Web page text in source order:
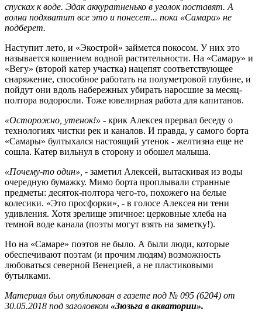
спусках к воде. Эдак аккуратненько в уголок поставят. А
волна подхватит все это и понесет... пока «Самара» не
подберет.
Наступит лето, и «Экострой» займется покосом. У них это
называется кошением водной растительности. На «Самару» и
«Вегу» (второй катер участка) нацепят соответствующее
снаряжение, способное работать на полуметровой глубине, и
пойдут они вдоль набережных убирать наросшие за месяц-
полтора водоросли. Тоже ювелирная работа для капитанов.
«Осторожно, утенок!» - крик Алексея прервал беседу о
технологиях чистки рек и каналов. И правда, у самого борта
«Самары» бултыхался настоящий утенок - желтизна еще не
сошла. Катер вильнул в сторону и обошел малыша.
«Почему-то один», - заметил Алексей, вытаскивая из воды
очередную бумажку. Мимо борта проплывали странные
предметы: десяток-полтора чего-то, похожего на белые
колесики. «Это просфорки», - в голосе Алексея ни тени
удивления. Хотя зрелище эпичное: церковные хлеба на
темной воде канала (поэты могут взять на заметку!).
Но на «Самаре» поэтов не было. А были люди, которые
обеспечивают поэтам (и прочим людям) возможность
любоваться северной Венецией, а не пластиковыми
бутылками.
Материал был опубликован в газете под № 095 (6204) от
30.05.2018 под заголовком «Зюзьга в акватории».